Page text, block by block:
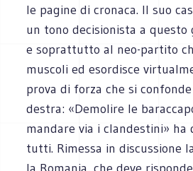
le pagine di cronaca. Il suo
un tono decisionista a questo
e soprattutto al neo-partito
muscoli ed esordisce
prova di forza che si
destra: «Demolire le
mandare via i clandestini» ha
tutti. Rimessa in discussione